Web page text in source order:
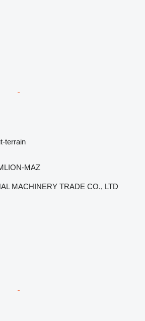
terrain
MAZ
MACHINERY TRADE CO., LTD